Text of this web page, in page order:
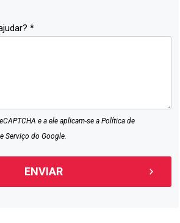
*
e a ele aplicam-se a Política de
Serviço do Google.